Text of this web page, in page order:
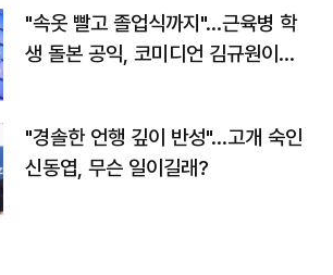
"속옷 빨고 졸업식까지"…근육병 학
생 돌본 공익, 코미디언 김규원이었
"경솔한 언행 깊이 반성"…고개 숙인
신동엽, 무슨 일이길래?